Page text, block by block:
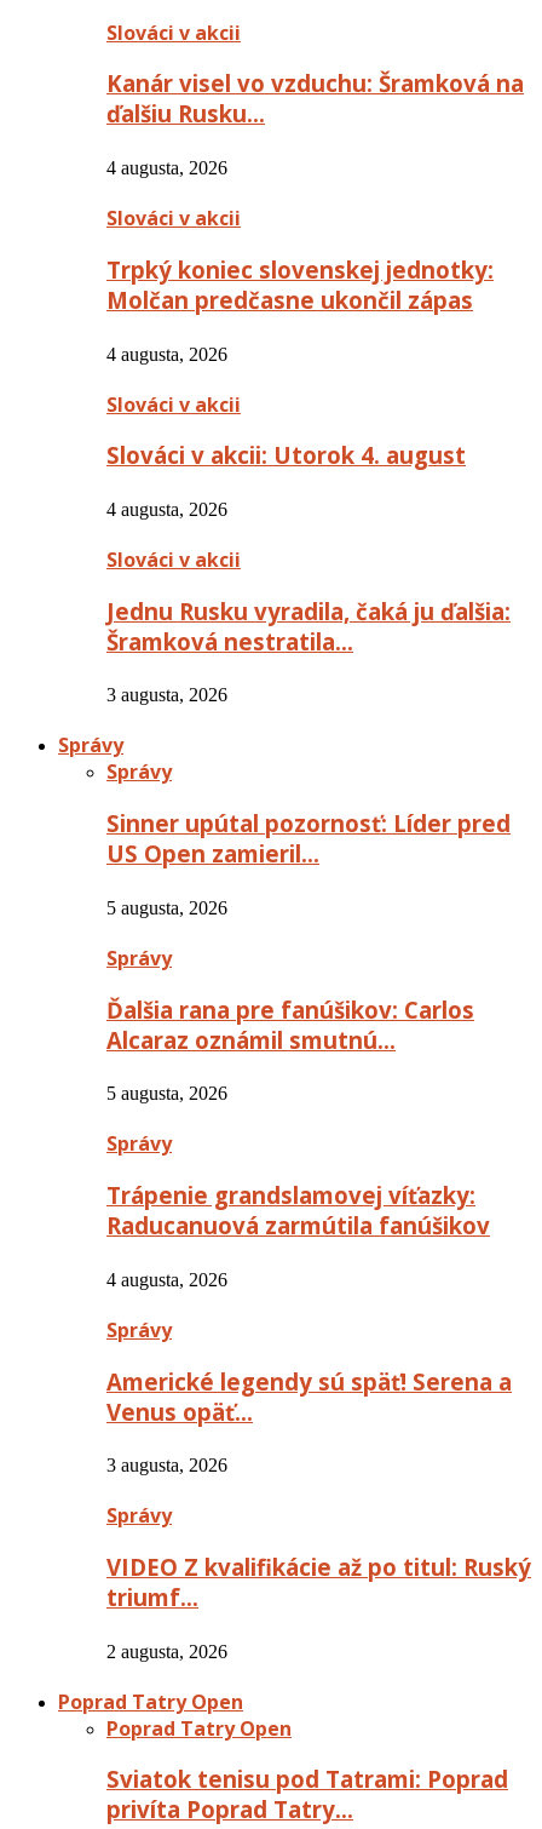
Slováci v akcii
Kanár visel vo vzduchu: Šramková na
ďalšiu Rusku…
4 augusta, 2026
Slováci v akcii
Trpký koniec slovenskej jednotky:
Molčan predčasne ukončil zápas
4 augusta, 2026
Slováci v akcii
Slováci v akcii: Utorok 4. august
4 augusta, 2026
Slováci v akcii
Jednu Rusku vyradila, čaká ju ďalšia:
Šramková nestratila…
3 augusta, 2026
Správy
Správy
Sinner upútal pozornosť: Líder pred
US Open zamieril…
5 augusta, 2026
Správy
Ďalšia rana pre fanúšikov: Carlos
Alcaraz oznámil smutnú…
5 augusta, 2026
Správy
Trápenie grandslamovej víťazky:
Raducanuová zarmútila fanúšikov
4 augusta, 2026
Správy
Americké legendy sú späť! Serena a
Venus opäť…
3 augusta, 2026
Správy
VIDEO Z kvalifikácie až po titul: Ruský
triumf…
2 augusta, 2026
Poprad Tatry Open
Poprad Tatry Open
Sviatok tenisu pod Tatrami: Poprad
privíta Poprad Tatry…